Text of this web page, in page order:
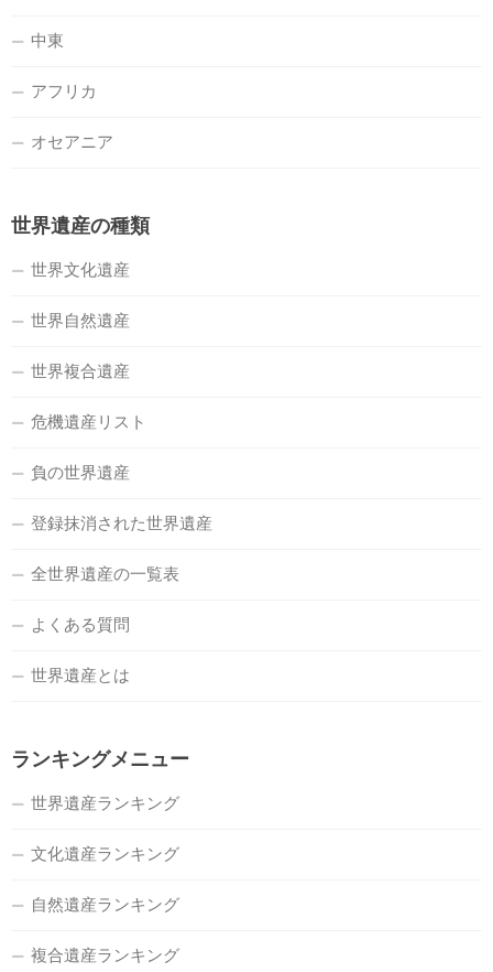
中東
アフリカ
オセアニア
世界遺産の種類
世界文化遺産
世界自然遺産
世界複合遺産
危機遺産リスト
負の世界遺産
登録抹消された世界遺産
全世界遺産の一覧表
よくある質問
世界遺産とは
ランキングメニュー
世界遺産ランキング
文化遺産ランキング
自然遺産ランキング
複合遺産ランキング